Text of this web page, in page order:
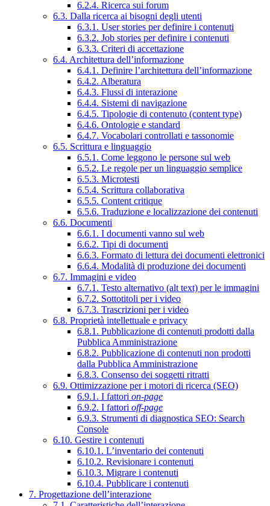
6.2.4. Ricerca sui forum
6.3. Dalla ricerca ai bisogni degli utenti
6.3.1. User stories per definire i contenuti
6.3.2. Job stories per definire i contenuti
6.3.3. Criteri di accettazione
6.4. Architettura dell’informazione
6.4.1. Definire l’architettura dell’informazione
6.4.2. Alberatura
6.4.3. Flussi di interazione
6.4.4. Sistemi di navigazione
6.4.5. Tipologie di contenuto (content type)
6.4.6. Ontologie e standard
6.4.7. Vocabolari controllati e tassonomie
6.5. Scrittura e linguaggio
6.5.1. Come leggono le persone sul web
6.5.2. Le regole per un linguaggio semplice
6.5.3. Microtesti
6.5.4. Scrittura collaborativa
6.5.5. Content critique
6.5.6. Traduzione e localizzazione dei contenuti
6.6. Documenti
6.6.1. I documenti vanno sul web
6.6.2. Tipi di documenti
6.6.3. Formato di lettura dei documenti elettronici
6.6.4. Modalità di produzione dei documenti
6.7. Immagini e video
6.7.1. Testo alternativo (alt text) per le immagini
6.7.2. Sottotitoli per i video
6.7.3. Trascrizioni per i video
6.8. Proprietà intellettuale e privacy
6.8.1. Pubblicazione di contenuti prodotti dalla
Pubblica Amministrazione
6.8.2. Pubblicazione di contenuti non prodotti
dalla Pubblica Amministrazione
6.8.3. Consenso dei soggetti ritratti
6.9. Ottimizzazione per i motori di ricerca (SEO)
6.9.1. I fattori on-page
6.9.2. I fattori off-page
6.9.3. Strumenti di diagnostica SEO: Search
Console
6.10. Gestire i contenuti
6.10.1. L’inventario dei contenuti
6.10.2. Revisionare i contenuti
6.10.3. Migrare i contenuti
6.10.4. Pubblicare i contenuti
7. Progettazione dell’interazione